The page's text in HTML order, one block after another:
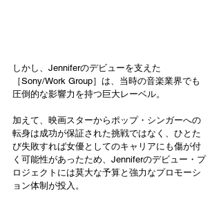
しかし、Jenniferのデビューを支えた
［Sony/Work Group］は、当時の音楽業界でも
圧倒的な影響力を持つ巨大レーベル。
加えて、映画スターからポップ・シンガーへの
転身は成功が保証された挑戦ではなく、ひとた
び失敗すれば女優としてのキャリアにも傷が付
く可能性があったため、Jenniferのデビュー・プ
ロジェクトには莫大な予算と強力なプロモーシ
ョン体制が投入。